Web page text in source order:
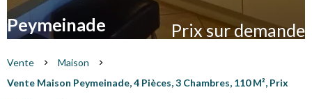
Peymeinade Prix sur demande
Vente
Maison
Vente Maison Peymeinade, 4 Pièces, 3 Chambres, 110 M², Prix